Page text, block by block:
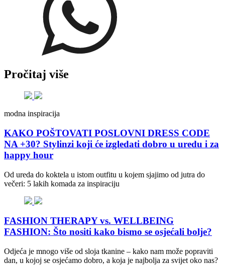
Pročitaj više
modna inspiracija
KAKO POŠTOVATI POSLOVNI DRESS CODE
NA +30? Stylinzi koji će izgledati dobro u uredu i za
happy hour
Od ureda do koktela u istom outfitu u kojem sjajimo od jutra do
večeri: 5 lakih komada za inspiraciju
FASHION THERAPY vs. WELLBEING
FASHION: Što nositi kako bismo se osjećali bolje?
Odjeća je mnogo više od sloja tkanine – kako nam može popraviti
dan, u kojoj se osjećamo dobro, a koja je najbolja za svijet oko nas?